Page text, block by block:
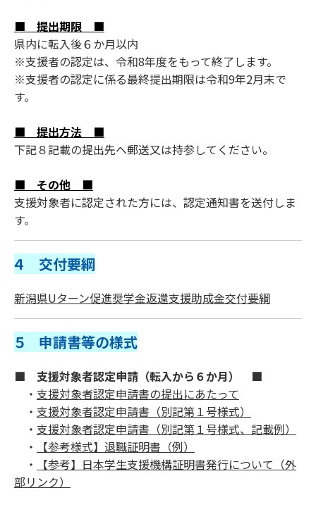
■ 提出期限 ■
県内に転入後６か月以内
※支援者の認定は、令和8年度をもって終了します。
※支援者の認定に係る最終提出期限は令和9年2月末で
す。
■ 提出方法 ■
下記８記載の提出先へ郵送又は持参してください。
■ その他 ■
支援対象者に認定された方には、認定通知書を送付しま
す。
４ 交付要綱
新潟県Uターン促進奨学金返還支援助成金交付要綱
５ 申請書等の様式
■ 支援対象者認定申請（転入から６か月） ■
・ 支援対象者認定申請書の提出にあたって
・ 支援対象者認定申請書（別記第１号様式）
・ 支援対象者認定申請書（別記第１号様式、記載例）
・
【参考様式】退職証明書（例）
・
【参考】日本学生支援機構証明書発行について（外
部リンク）